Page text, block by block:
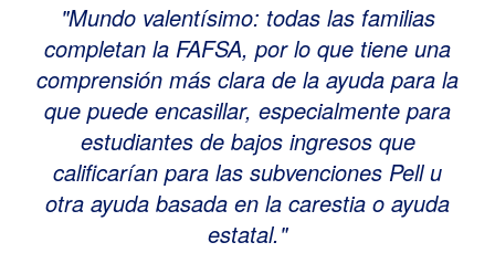
Mundo valentísimo: todas las familias
completan la FAFSA, por lo que tiene una
comprensión más clara de la ayuda para la
que puede encasillar, especialmente para
estudiantes de bajos ingresos que
calificarían para las subvenciones Pell u
otra ayuda basada en la carestia o ayuda
estatal.